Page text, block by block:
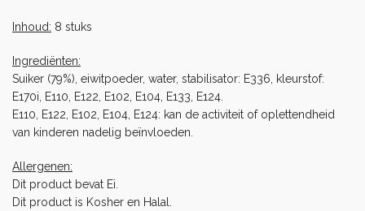
Inhoud: 8 stuks
Ingrediënten:
Suiker (79%), eiwitpoeder, water, stabilisator: E336, kleurstof:
E170i, E110, E122, E102, E104, E133, E124.
E110, E122, E102, E104, E124: kan de activiteit of oplettendheid
van kinderen nadelig beïnvloeden.
Allergenen:
Dit product bevat Ei.
Dit product is Kosher en Halal.